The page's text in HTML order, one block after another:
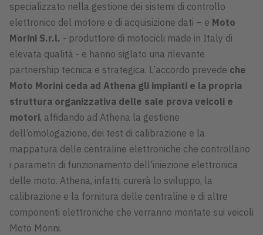
specializzato nella gestione dei sistemi di controllo
elettronico del motore e di acquisizione dati – e Moto
Morini S.r.l. - produttore di motocicli made in Italy di
elevata qualità - e hanno siglato una rilevante
partnership tecnica e strategica. L’accordo prevede che
Moto Morini ceda ad Athena gli impianti e la propria
struttura organizzativa delle sale prova veicoli e
motori, affidando ad Athena la gestione
dell’omologazione, dei test di calibrazione e la
mappatura delle centraline elettroniche che controllano
i parametri di funzionamento dell'iniezione elettronica
delle moto. Athena, infatti, curerà lo sviluppo, la
calibrazione e la fornitura delle centraline e di altre
componenti elettroniche che verranno montate sui veicoli
Moto Morini.